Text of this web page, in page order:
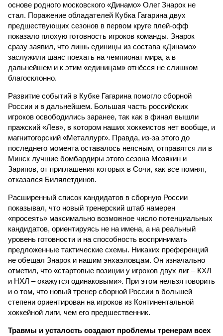
основе родного московского «Динамо» Олег Знарок не
стал. Поражение обладателей Кубка Гагарина двух
предшествующих сезонов в первом круге плей-офф
показало плохую готовность игроков команды. Знарок
сразу заявил, что лишь единицы из состава «Динамо»
заслужили шанс поехать на чемпионат мира, а в
дальнейшем и к этим «единицам» отнёсся не слишком
благосклонно.
Развитие событий в Кубке Гагарина помогло сборной
России и в дальнейшем. Большая часть российских
игроков освободились заранее, так как в финал вышли
пражский «Лев», в котором наших хоккеистов нет вообще, и
магнитогорский «Металлург». Правда, из-за этого до
последнего момента оставалось неясным, отправятся ли в
Минск лучшие бомбардиры этого сезона Мозякин и
Зарипов, от приглашения которых в Сочи, как все помнят,
отказался Билялетдинов.
Расширенный список кандидатов в сборную России
показывал, что новый тренерский штаб намерен
«просеять» максимально возможное число потенциальных
кандидатов, ориентируясь не на имена, а на реальный
уровень готовности и на способность воспринимать
предложенные тактические схемы. Никаких преференций
не обещал Знарок и нашим энхаэловцам. Он изначально
отметил, что «стартовые позиции у игроков двух лиг – КХЛ
и НХЛ – окажутся одинаковыми». При этом нельзя говорить
и о том, что новый тренер сборной России в большей
степени ориентирован на игроков из Континентальной
хоккейной лиги, чем его предшественник.
Травмы и усталость создают проблемы тренерам всех